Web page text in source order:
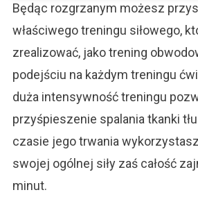
Będąc rozgrzanym możesz
właściwego treningu siłowego,
zrealizować, jako trening
podejściu na każdym treningu
duża intensywność treningu
przyśpieszenie spalania tkanki
czasie jego trwania
swojej ogólnej siły zaś całość
minut.